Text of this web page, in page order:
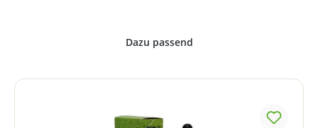
Produktgalerie überspringen